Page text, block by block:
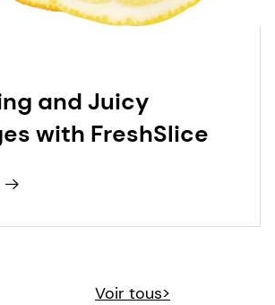
and Juicy
with FreshSlice
Voir tous>